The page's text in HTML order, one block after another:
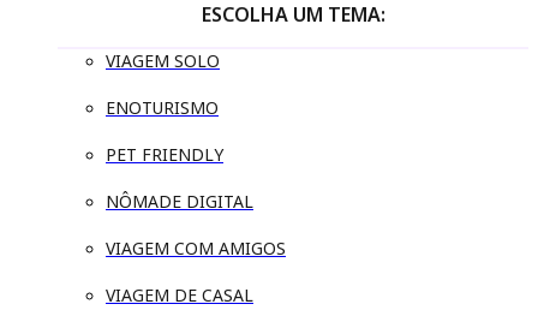
ESCOLHA UM TEMA:
VIAGEM SOLO
ENOTURISMO
PET FRIENDLY
NÔMADE DIGITAL
VIAGEM COM AMIGOS
VIAGEM DE CASAL